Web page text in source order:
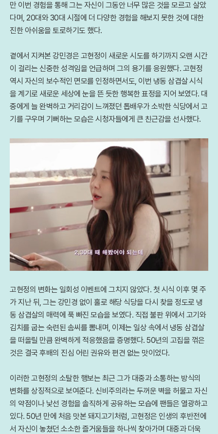
만 이번 경험을 통해 그는 자신이 그동안 너무 많은 것을 모르고 살았
다며, 20대와 30대 시절에 더 다양한 경험을 해보지 못한 것에 대한
진한 아쉬움을 토로하기도 했다.
곁에서 지켜본 강민경은 고현정이 새로운 시도를 하기까지 오랜 시간
이 걸리는 신중한 성격임을 언급하며 그의 용기를 응원했다. 고현정
역시 자신의 보수적인 면모를 인정하면서도, 이번 냉동 삼겹살 시식
을 계기로 새로운 세상에 눈을 뜬 듯한 행복한 표정을 지어 보였다. 대
중에게 늘 완벽하고 거리감이 느껴졌던 톱배우가 소박한 식당에서 고
기를 구우며 기뻐하는 모습은 시청자들에게 큰 친근감을 선사했다.
고현정의 변화는 일회성 이벤트에 그치지 않았다. 첫 시식 이후 몇 주
가 지난 뒤, 그는 강민경 없이 홀로 해당 식당을 다시 찾을 정도로 냉
동 삼겹살의 매력에 푹 빠진 모습을 보였다. 직접 불판 위에서 고기와
김치를 굽는 숙련된 솜씨를 뽐내며, 이제는 일상 속에서 냉동 삼겹살
을 떠올릴 만큼 완벽하게 적응했음을 증명했다. 50년의 고집을 꺾은
것은 결국 후배의 진심 어린 권유와 편견 없는 맛이었다.
이러한 고현정의 소탈한 행보는 최근 그가 대중과 소통하는 방식의
변화를 상징적으로 보여준다. 신비주의라는 두꺼운 벽을 허물고 자신
의 약점이나 낯선 경험을 솔직하게 공유하는 모습에 팬들은 열광하고
있다. 50년 만에 처음 맛본 돼지고기처럼, 고현정은 인생의 후반전에
서 자신이 놓쳤던 소소한 즐거움들을 하나씩 찾아가며 대중과 더욱